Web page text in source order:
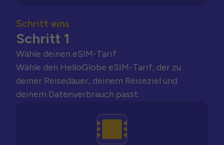
Schritt eins
Schritt 1
Wähle deinen eSIM-Tarif
Wähle den HelloGlobe eSIM-Tarif, der zu
deiner Reisedauer, deinem Reiseziel und
deinem Datenverbrauch passt.